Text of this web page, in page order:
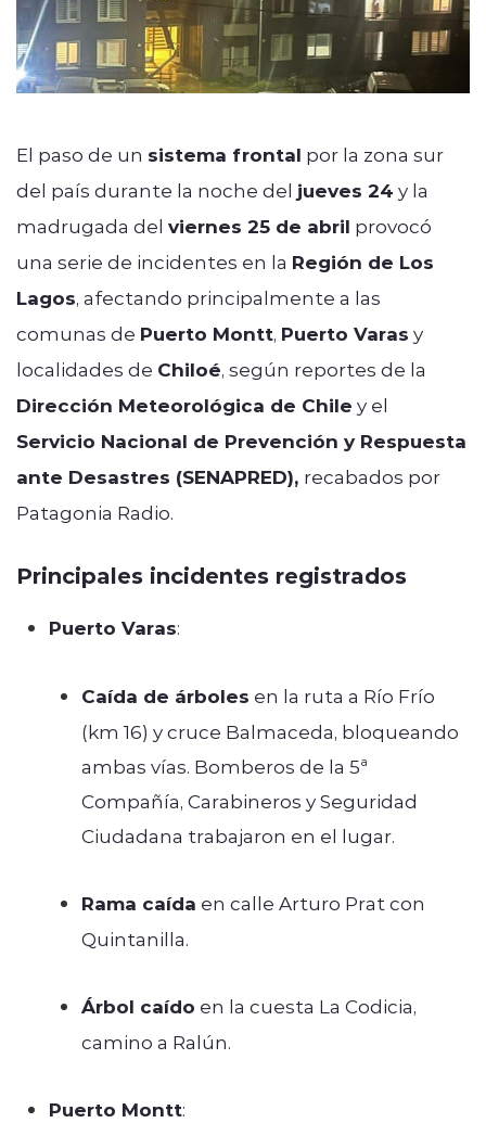
El paso de un sistema frontal por la zona sur
del país durante la noche del jueves 24 y la
madrugada del viernes 25 de abril provocó
una serie de incidentes en la Región de Los
Lagos, afectando principalmente a las
comunas de Puerto Montt, Puerto Varas y
localidades de Chiloé, según reportes de la
Dirección Meteorológica de Chile y el
Servicio Nacional de Prevención y Respuesta
ante Desastres (SENAPRED), recabados por
Patagonia Radio.
Principales incidentes registrados
Puerto Varas:
Caída de árboles en la ruta a Río Frío
(km 16) y cruce Balmaceda, bloqueando
ambas vías. Bomberos de la 5ª
Compañía, Carabineros y Seguridad
Ciudadana trabajaron en el lugar.
Rama caída en calle Arturo Prat con
Quintanilla.
Árbol caído en la cuesta La Codicia,
camino a Ralún.
Puerto Montt: